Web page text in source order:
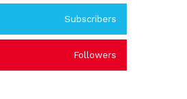
Subscribers
Followers